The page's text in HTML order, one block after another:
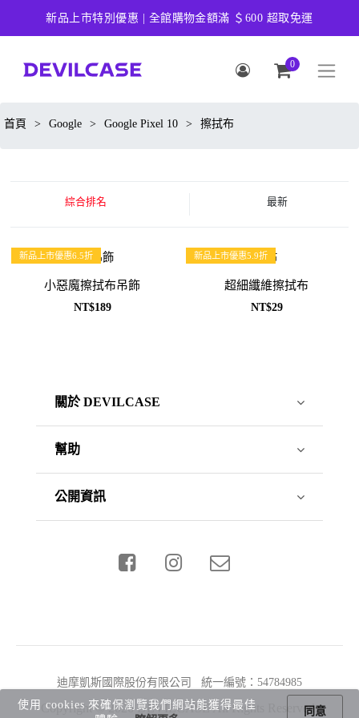
新品上市特別優惠 | 全館購物金額滿 ＄600 超取免運
0
首頁 > Google > Google Pixel 10 > 擦拭布
綜合排名 最新
新品上市優惠6.5折
小惡魔擦拭布吊飾
NT$189
新品上市優惠5.9折
超細纖維擦拭布
NT$29
關於 DEVILCASE
幫助
公開資訊
迪摩凱斯國際股份有限公司 統一編號：54784985
Copyright © 2026 DEVILCASE All Rights Reserved.
使用 cookies 來確保瀏覽我們網站能獲得最佳
同意